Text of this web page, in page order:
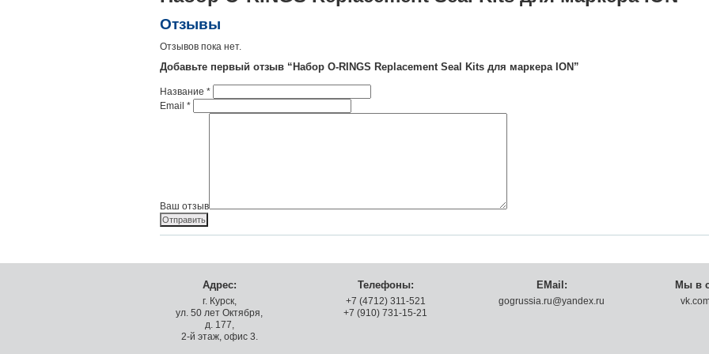
Отзывы
Отзывов пока нет.
Добавьте первый отзыв “Набор O-RINGS Replacement Seal Kits для маркера ION”
Название *
Email *
Ваш отзыв
Адрес:
г. Курск,
ул. 50 лет Октября,
д. 177,
2-й этаж, офис 3.
Телефоны:
+7 (4712) 311-521
+7 (910) 731-15-21
EMail:
gogrussia.ru@yandex.ru
Мы в